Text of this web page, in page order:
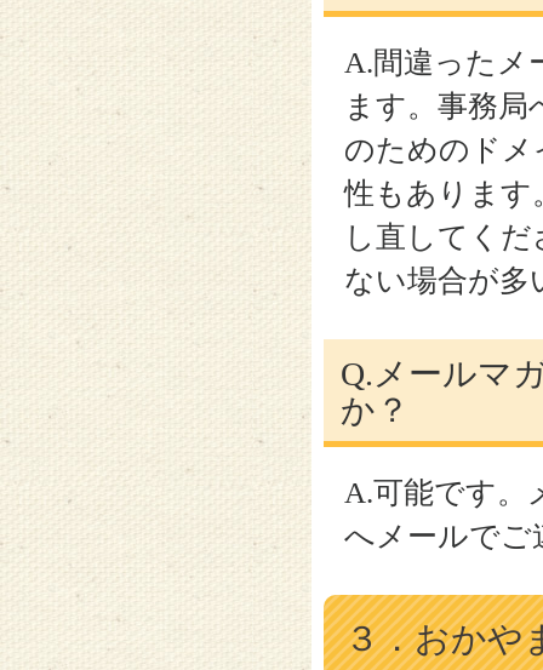
A.間違ったメ
ます。事務
のためのドメ
性もあります
し直してく
ない場合が多
Q.メールマ
か？
A.可能です。
へメールでご
３．おかや